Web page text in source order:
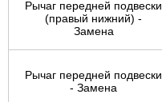
Рычаг передней подвески
(правый нижний) -
Замена
Рычаг передней подвески
- Замена